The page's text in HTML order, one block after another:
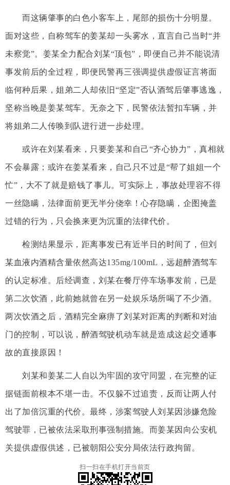
而这辆肇事的白色小客车上，尾部的损伤十分明显。
面对这些，自称驾车的姜某却一头雾水，直言自己当时“并
未察觉”。姜某全力配合刘某“顶包”，即便自己并不能说清
事发前后的全过程，即便民警再三强调提供虚假证言将面
临何种后果，姐弟二人却依旧“坚定”否认酒驾后肇事逃逸，
坚称当晚是姜某驾车。无奈之下，民警依法暂扣车辆，并
将姐弟二人传唤到队进行进一步处理。
或许在刘某看来，只要姜某和自己“齐心协力”，真相就
不会暴露；或许在姜某看来，自己只不过是“帮了姐姐一个
忙”，大不了就是赔钱了事儿。可实际上，事故处理容不得
一丝隐瞒，法律面前更无半分侥幸！心存隐瞒，企图掩盖
过错的行为，只会换来更为沉重的法律代价。
检测结果显示，距离事发已有近半日的时间了，但刘
某血液内酒精含量依然高达135mg/100mL，远超醉酒驾车
的认定标准。后经调查，刘某在餐厅停车场事发前，已是
第二次饮酒，此前她就曾在另一处娱乐场所喝了不少酒。
两次饮酒之后，酒精完全麻痹了刘某对距离的判断和对油
门的控制，可以说，醉酒驾驶机动车就是造成这起交通事
故的直接原因！
刘某和姜某二人自以为牢固的攻守同盟，在完整的证
据链面前根本不堪一击。不仅躲不过追责，反而让两人付
出了加倍沉重的代价。最终，涉案驾驶人刘某因涉嫌危险
驾驶罪，已被依法采取刑事强制措施。而姜某因向公安机
关提供虚假供述，已被朝阳公安分局依法行政拘留。
扫一扫在手机打开当前页